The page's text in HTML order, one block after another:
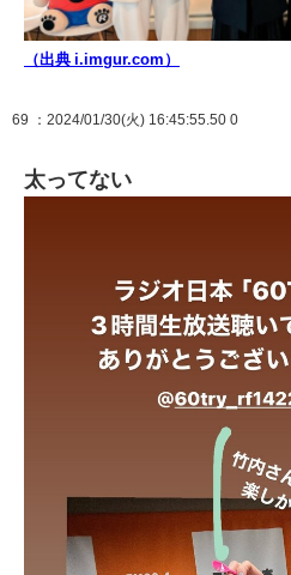
（出典 i.imgur.com）
69 ：2024/01/30(火) 16:45:55.50 0
太ってない